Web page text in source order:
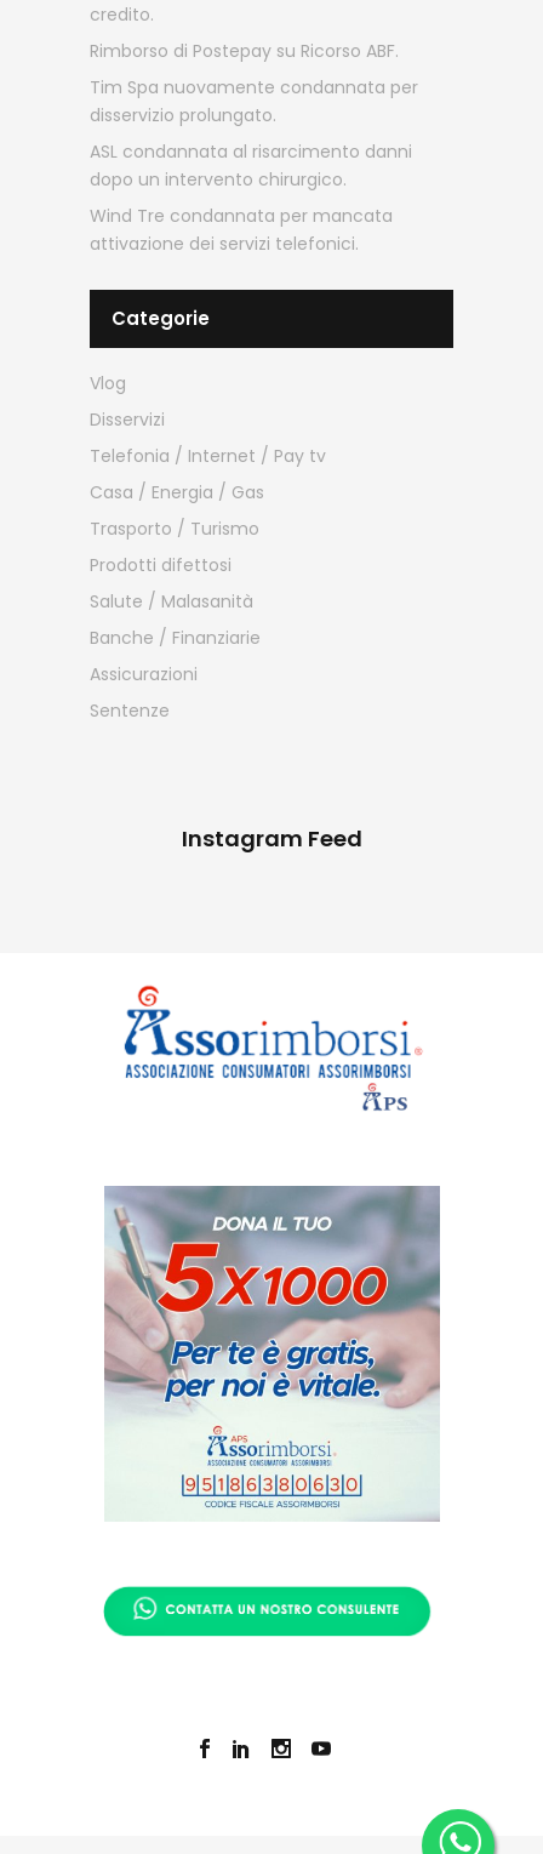
credito.
Rimborso di Postepay su Ricorso ABF.
Tim Spa nuovamente condannata per
disservizio prolungato.
ASL condannata al risarcimento danni
dopo un intervento chirurgico.
Wind Tre condannata per mancata
attivazione dei servizi telefonici.
Categorie
Vlog
Disservizi
Telefonia / Internet / Pay tv
Casa / Energia / Gas
Trasporto / Turismo
Prodotti difettosi
Salute / Malasanità
Banche / Finanziarie
Assicurazioni
Sentenze
Instagram Feed